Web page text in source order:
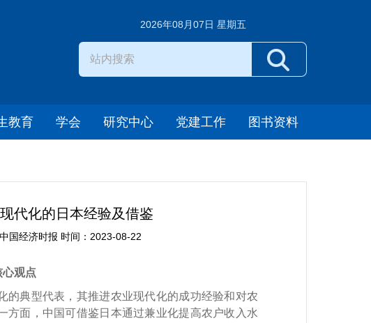
2026年08月07日 星期五
教育 学会 研究中心 党建工作 图书资料
代化的日本经验及借鉴
国经济时报 时间：2023-08-22
心观点
典型代表，其推进农业现代化的成功经验和对农
方面，中国可借鉴日本通过兼业化提高农户收入水